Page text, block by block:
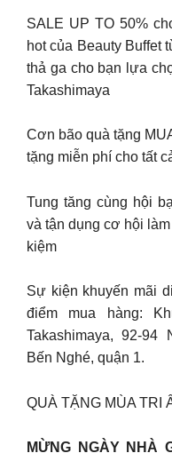
SALE UP TO 50%
hot của Beauty Buffet
thả ga cho bạn lựa
Takashimaya
Cơn bão quà tặng
tặng miễn phí cho tất
Tung tăng cùng hội
và tận dụng cơ hội
kiệm
Sự kiện khuyến mãi
điểm mua hàng:
Takashimaya, 92-
Bến Nghé, quận 1.
QUÀ TẶNG MÙA TRI
MỪNG NGÀY NHÀ